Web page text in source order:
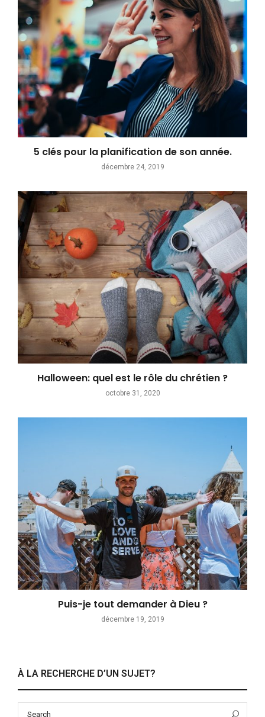
5 clés pour la planification de son année.
décembre 24, 2019
Halloween: quel est le rôle du chrétien ?
octobre 31, 2020
Puis-je tout demander à Dieu ?
décembre 19, 2019
À LA RECHERCHE D’UN SUJET?